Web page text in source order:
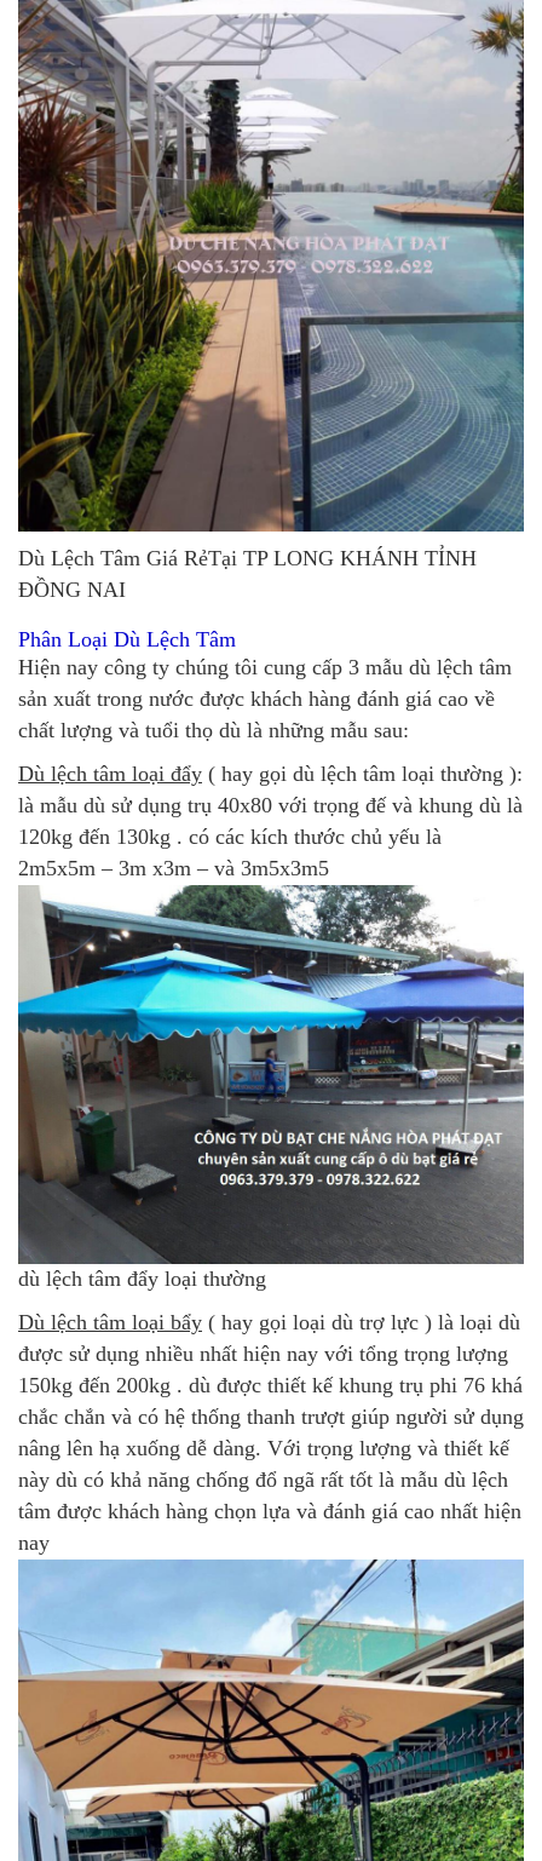
Dù Lệch Tâm Giá RẻTại TP LONG KHÁNH TỈNH
ĐỒNG NAI
Phân Loại Dù Lệch Tâm
Hiện nay công ty chúng tôi cung cấp 3 mẫu dù lệch tâm
sản xuất trong nước được khách hàng đánh giá cao về
chất lượng và tuổi thọ dù là những mẫu sau:
Dù lệch tâm loại đẩy ( hay gọi dù lệch tâm loại thường ):
là mẫu dù sử dụng trụ 40x80 với trọng đế và khung dù là
120kg đến 130kg . có các kích thước chủ yếu là
2m5x5m – 3m x3m – và 3m5x3m5
dù lệch tâm đẩy loại thường
Dù lệch tâm loại bẩy ( hay gọi loại dù trợ lực ) là loại dù
được sử dụng nhiều nhất hiện nay với tổng trọng lượng
150kg đến 200kg . dù được thiết kế khung trụ phi 76 khá
chắc chắn và có hệ thống thanh trượt giúp người sử dụng
nâng lên hạ xuống dễ dàng. Với trọng lượng và thiết kế
này dù có khả năng chống đổ ngã rất tốt là mẫu dù lệch
tâm được khách hàng chọn lựa và đánh giá cao nhất hiện
nay